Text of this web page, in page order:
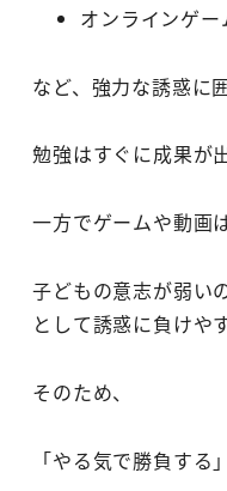
オンラインゲー
など、強力な誘惑に
勉強はすぐに成果が
一方でゲームや動画
子どもの意志が弱い
として誘惑に負けや
そのため、
「やる気で勝負する」